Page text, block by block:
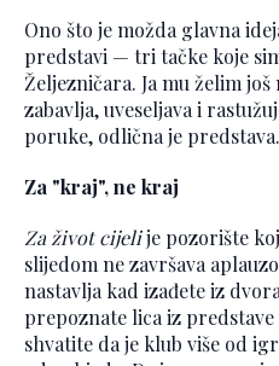
Ono što je možda glavna
predstavi — tri tačke koje
Željezničara. Ja mu želim
zabavlja, uveseljava i
poruke, odlična je
Za "kraj", ne kraj
Za život cijelije pozorište
slijedom ne završava
nastavlja kad izađete iz
prepoznate lica iz predstave
shvatite da je klub više od